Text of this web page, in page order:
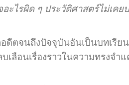
ะไรผิด ๆ ประวัติศาสตร์ไม่เค
อดีตจนถึงปัจจุบันอันเป็นบทเรี
ลือนเรื่องราวในความทรงจำ